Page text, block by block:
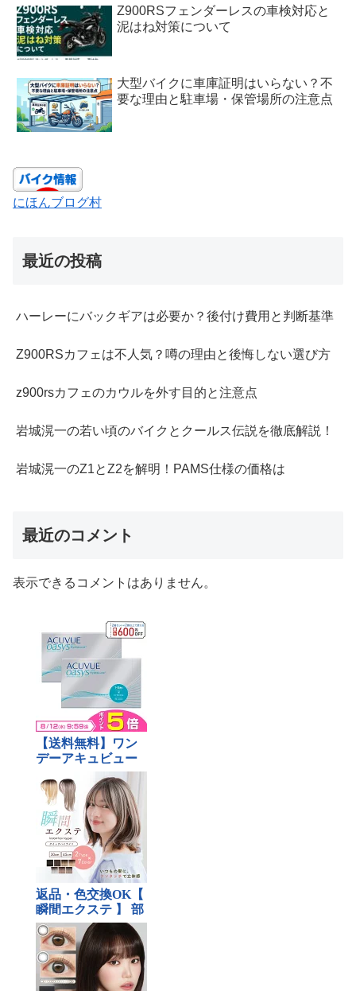
Z900RSフェンダーレスの車検対応と
泥はね対策について
大型バイクに車庫証明はいらない？不
要な理由と駐車場・保管場所の注意点
にほんブログ村
最近の投稿
ハーレーにバックギアは必要か？後付け費用と判断基準
Z900RSカフェは不人気？噂の理由と後悔しない選び方
z900rsカフェのカウルを外す目的と注意点
岩城滉一の若い頃のバイクとクールス伝説を徹底解説！
岩城滉一のZ1とZ2を解明！PAMS仕様の価格は
最近のコメント
表示できるコメントはありません。